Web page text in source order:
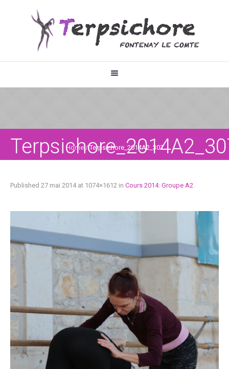
Home /Terpsichore_2014A2_307
Published 27 mai 2014at 1074×1612 in Cours 2014: Groupe A2.